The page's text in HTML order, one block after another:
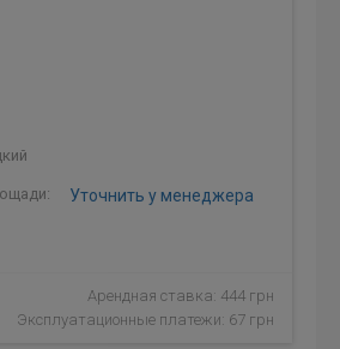
Уточнить у менеджера
Арендная ставка: 444 грн
Эксплуатационные платежи: 67 грн